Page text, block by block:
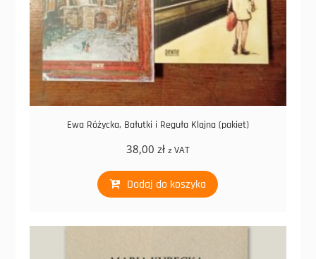
Ewa Różycka, Bałutki i Reguła Klajna (pakiet)
38,00 zł z VAT
Dodaj do koszyka